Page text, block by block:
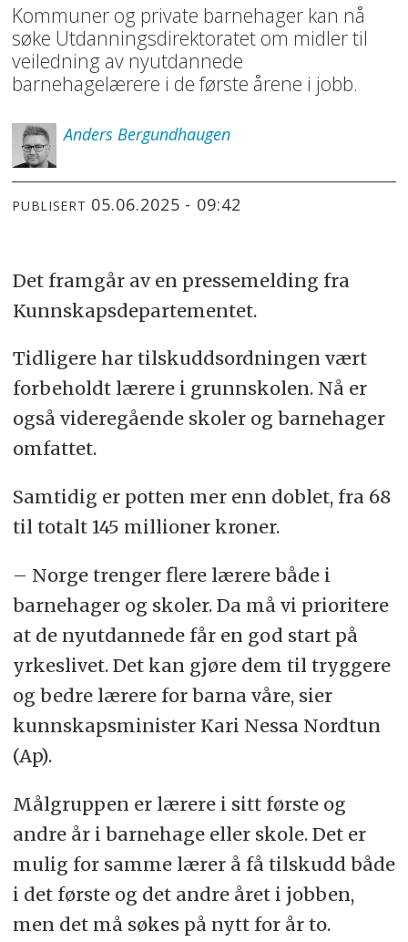
Kommuner og private barnehager kan nå
søke Utdanningsdirektoratet om midler til
veiledning av nyutdannede
barnehagelærere i de første årene i jobb.
Anders Bergundhaugen
PUBLISERT 05.06.2025 - 09:42
Det framgår av en pressemelding fra
Kunnskapsdepartementet.
Tidligere har tilskuddsordningen vært
forbeholdt lærere i grunnskolen. Nå er
også videregående skoler og barnehager
omfattet.
Samtidig er potten mer enn doblet, fra 68
til totalt 145 millioner kroner.
– Norge trenger flere lærere både i
barnehager og skoler. Da må vi prioritere
at de nyutdannede får en god start på
yrkeslivet. Det kan gjøre dem til tryggere
og bedre lærere for barna våre, sier
kunnskapsminister Kari Nessa Nordtun
(Ap).
Målgruppen er lærere i sitt første og
andre år i barnehage eller skole. Det er
mulig for samme lærer å få tilskudd både
i det første og det andre året i jobben,
men det må søkes på nytt for år to.